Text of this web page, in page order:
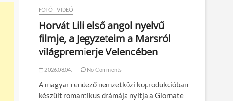
FOTÓ - VIDEÓ
Horvát Lili első angol nyelvű
filmje, a Jegyzeteim a Marsról
világpremierje Velencében
2026.08.04. No Comments
A magyar rendező nemzetközi koprodukcióban
készült romantikus drámája nyitja a Giornate